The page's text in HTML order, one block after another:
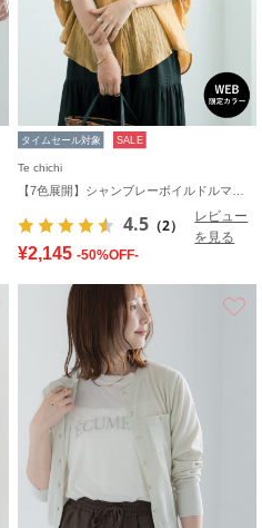
タイムセール対象 SALE
Te chichi
4.5 （2）
レビュー
を見る
¥2,145 -50%OFF-
お気に入り